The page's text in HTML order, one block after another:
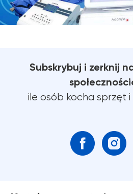
Subskrybuj i zerknij
ile osób kocha sprzęt i